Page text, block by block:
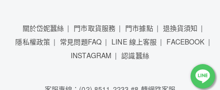
關於岱妮蠶絲 門市取貨服務 門市據點
退換貨須知
隱私權政策
常見問題FAQ LINE 線上客服
FACEBOOK
INSTAGRAM
認識蠶絲